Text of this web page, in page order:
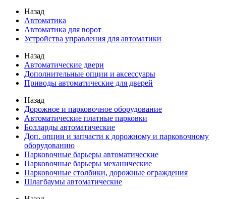
Назад
Автоматика
Автоматика для ворот
Устройства управления для автоматики
Назад
Автоматические двери
Дополнительные опции и аксессуары
Приводы автоматические для дверей
Назад
Дорожное и парковочное оборудование
Автоматические платные парковки
Болларды автоматические
Доп. опции и запчасти к дорожному и парковочному
оборудованию
Парковочные барьеры автоматические
Парковочные барьеры механические
Парковочные столбики, дорожные ограждения
Шлагбаумы автоматические